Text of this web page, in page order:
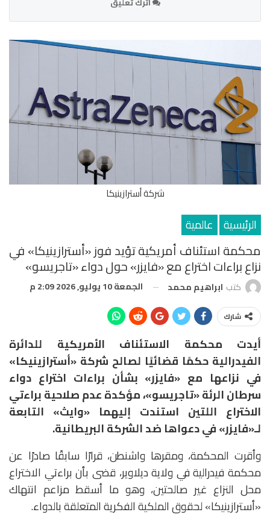
شركة أسترازينيكا
الرئيسية عالمية
محكمة استئناف أمريكية تؤيد فوز «أسترازينيكا» في
نزاع براءات اختراع مع «فايزر» حول دواء «تاجريسو»
كتب ابراهيم محمد الجمعة 10 يوليو, 2026 2:09 م
شارك
أيدت محكمة الاستئناف الأمريكية للدائرة
الفيدرالية حكمًا قضائيًا لصالح شركة «أسترازينيكا»
في نزاعها مع «فايزر» بشأن براءات اختراع دواء
سرطان الرئة «تاجريسو»، مؤكدة عدم صلاحية براءتي
الاختراع اللتين استندت إليهما «وايث» التابعة
لـ«فايزر» في دعواها ضد الشركة البريطانية.
وأقرت المحكمة، ومقرها واشنطن، قرارًا سابقًا صادرًا عن
محكمة فيدرالية في ولاية ديلاوير، قضى بأن براءتي الاختراع
محل النزاع غير صالحتين، وهو ما أسقط مزاعم انتهاك
«أسترازينيكا» لحقوق الملكية الفكرية المتعلقة بالدواء.